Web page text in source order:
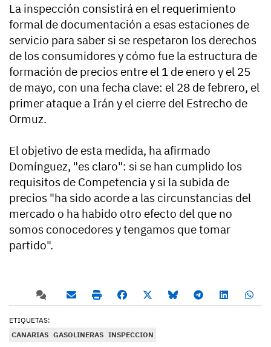
La inspección consistirá en el requerimiento
formal de documentación a esas estaciones de
servicio para saber si se respetaron los derechos
de los consumidores y cómo fue la estructura de
formación de precios entre el 1 de enero y el 25
de mayo, con una fecha clave: el 28 de febrero, el
primer ataque a Irán y el cierre del Estrecho de
Ormuz.
El objetivo de esta medida, ha afirmado
Domínguez, "es claro": si se han cumplido los
requisitos de Competencia y si la subida de
precios "ha sido acorde a las circunstancias del
mercado o ha habido otro efecto del que no
somos conocedores y tengamos que tomar
partido".
ETIQUETAS:
CANARIAS GASOLINERAS INSPECCION